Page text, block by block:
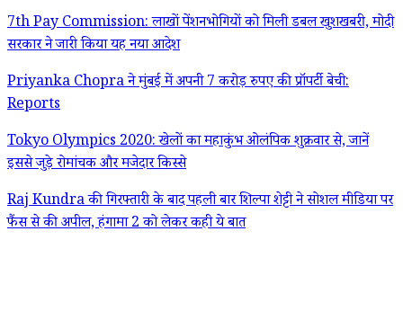
7th Pay Commission: लाखों पेंशनभोगियों को मिली डबल खुशखबरी, मोदी
सरकार ने जारी किया यह नया आदेश
Priyanka Chopra ने मुंबई में अपनी 7 करोड़ रुपए की प्रॉपर्टी बेची:
Reports
Tokyo Olympics 2020: खेलों का महाकुंभ ओलंपिक शुक्रवार से, जानें
इससे जुड़े रोमांचक और मजेदार किस्से
Raj Kundra की गिरफ्तारी के बाद पहली बार शिल्पा शेट्टी ने सोशल मीडिया पर
फैंस से की अपील, हंगामा 2 को लेकर कही ये बात